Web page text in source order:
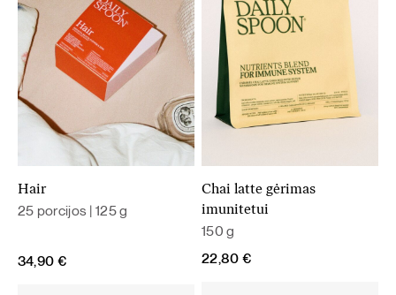
Hair
25 porcijos | 125 g
34,90 €
Chai latte gėrimas
imunitetui
150 g
22,80 €